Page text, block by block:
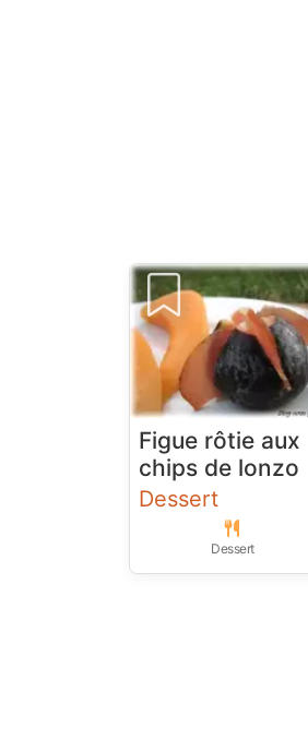
Figue rôtie aux
chips de lonzo
Dessert
Dessert